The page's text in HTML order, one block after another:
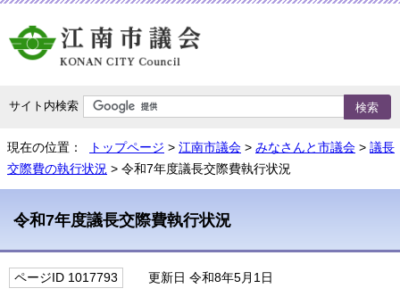
サイト内検索
現在の位置： トップページ > 江南市議会 > みなさんと市議会 > 議長
交際費の執行状況 > 令和7年度議長交際費執行状況
令和7年度議長交際費執行状況
ページID 1017793 更新日 令和8年5月1日